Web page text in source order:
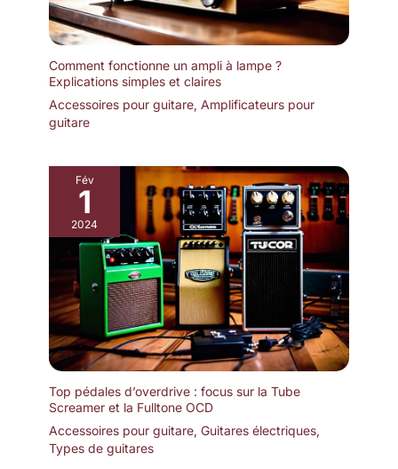
Comment fonctionne un ampli à lampe ?
Explications simples et claires
Accessoires pour guitare, Amplificateurs pour
guitare
Fév
1
2024
Top pédales d’overdrive : focus sur la Tube
Screamer et la Fulltone OCD
Accessoires pour guitare, Guitares électriques,
Types de guitares